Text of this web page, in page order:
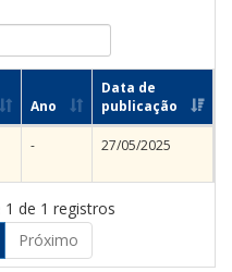
Ano
Data de
publicação
- 27/05/2025
de 1 registros
Próximo